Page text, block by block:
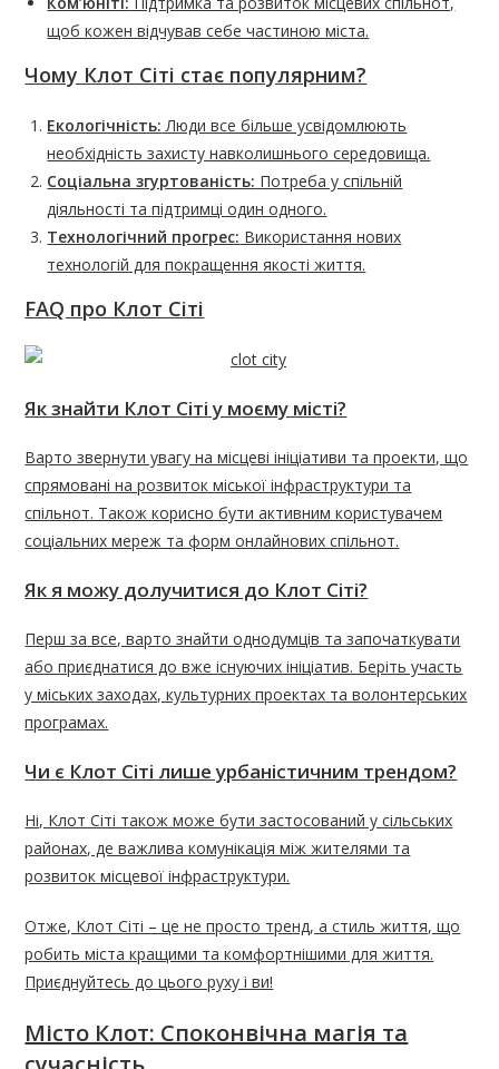
щоб кожен відчував себе частиною міста.
Чому Клот Сіті стає популярним?
Екологічність: Люди все більше усвідомлюють
необхідність захисту навколишнього середовища.
Соціальна згуртованість: Потреба у спільній
діяльності та підтримці один одного.
Технологічний прогрес: Використання нових
технологій для покращення якості життя.
FAQ про Клот Сіті
Як знайти Клот Сіті у моєму місті?
Варто звернути увагу на місцеві ініціативи та проекти, що
спрямовані на розвиток міської інфраструктури та
спільнот. Також корисно бути активним користувачем
соціальних мереж та форм онлайнових спільнот.
Як я можу долучитися до Клот Сіті?
Перш за все, варто знайти однодумців та започаткувати
або приєднатися до вже існуючих ініціатив. Беріть участь
у міських заходах, культурних проектах та волонтерських
програмах.
Чи є Клот Сіті лише урбаністичним трендом?
Ні, Клот Сіті також може бути застосований у сільських
районах, де важлива комунікація між жителями та
розвиток місцевої інфраструктури.
Отже, Клот Сіті – це не просто тренд, а стиль життя, що
робить міста кращими та комфортнішими для життя.
Приєднуйтесь до цього руху і ви!
Місто Клот: Споконвічна магія та